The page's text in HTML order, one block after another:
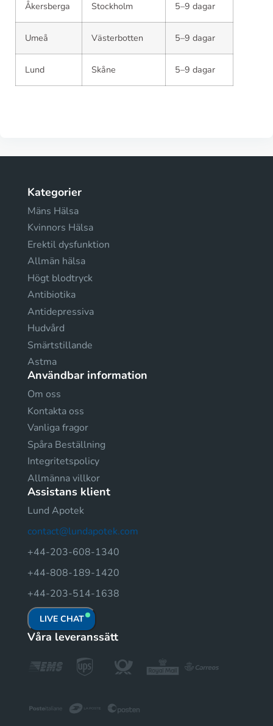
Åkersberga Stockholm 5–9 dagar
Umeå Västerbotten 5–9 dagar
Lund Skåne 5–9 dagar
Kategorier
Mäns Hälsa
Kvinnors Hälsa
Erektil dysfunktion
Allmän hälsa
Högt blodtryck
Antibiotika
Antidepressiva
Hudvård
Smärtstillande
Astma
Användbar information
Om oss
Kontakta oss
Vanliga fragor
Spåra Beställning
Integritetspolicy
Allmänna villkor
Assistans klient
Lund Apotek
contact@lundapotek.com
+44-203-608-1340
+44-808-189-1420
+44-203-514-1638
LIVE CHAT
Våra leveranssätt